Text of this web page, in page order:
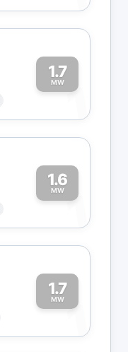
1.7
MW1
1.6
MW1
1.7
MW1